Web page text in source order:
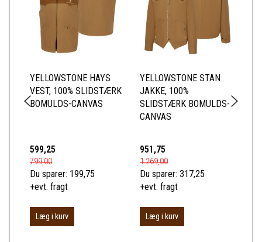
YELLOWSTONE HAYS
VEST, 100% SLIDSTÆRK
BOMULDS-CANVAS
599,25
799,00
Du sparer: 199,75
+evt. fragt
Læg i kurv
YELLOWSTONE STAN
JAKKE, 100%
SLIDSTÆRK BOMULDS-
CANVAS
951,75
1.269,00
Du sparer: 317,25
+evt. fragt
Læg i kurv